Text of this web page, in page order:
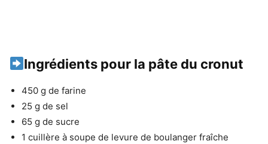
Ingrédients pour la pâte du cronut
450 g de farine
25 g de sel
65 g de sucre
1 cuillère à soupe de levure de boulanger fraîche